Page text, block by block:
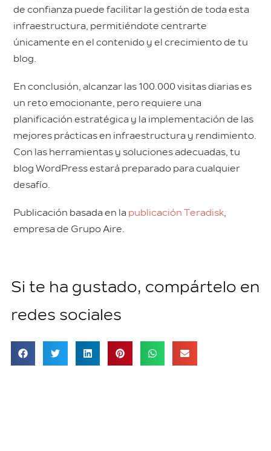
de confianza puede facilitar la gestión de toda esta
infraestructura, permitiéndote centrarte
únicamente en el contenido y el crecimiento de tu
blog.
En conclusión, alcanzar las 100.000 visitas diarias es
un reto emocionante, pero requiere una
planificación estratégica y la implementación de las
mejores prácticas en infraestructura y rendimiento.
Con las herramientas y soluciones adecuadas, tu
blog WordPress estará preparado para cualquier
desafío.
Publicación basada en la publicación Teradisk,
empresa de Grupo Aire.
Si te ha gustado, compártelo en
redes sociales